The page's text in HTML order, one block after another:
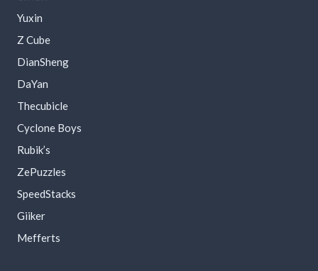
Yuxin
Z Cube
DianSheng
DaYan
Thecubicle
Cyclone Boys
Rubik’s
ZePuzzles
SpeedStacks
Giiker
Mefferts